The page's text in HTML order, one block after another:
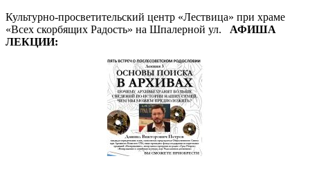
Культурно-просветительский центр «Лествица» при храме
«Всех скорбящих Радость» на Шпалерной ул.
АФИША
ЛЕКЦИИ: